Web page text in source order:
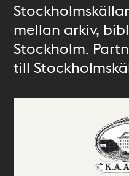
mellan arkiv,
Stockholm.
till